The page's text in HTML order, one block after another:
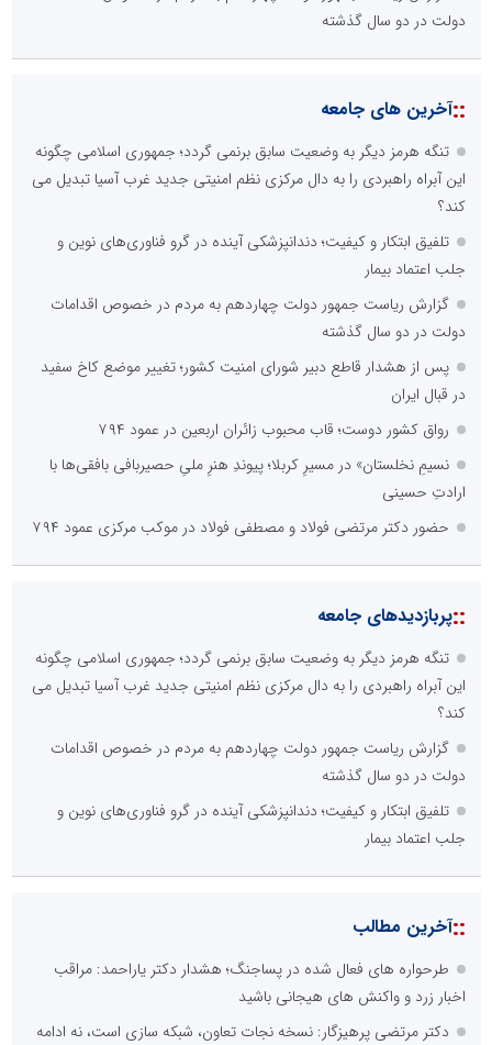
دولت در دو سال گذشته
::آخرین های جامعه
تنگه هرمز دیگر به وضعیت سابق برنمی گردد؛ جمهوری اسلامی چگونه
این آبراه راهبردی را به دال مرکزی نظم امنیتی جدید غرب آسیا تبدیل می
کند؟
تلفیق ابتکار و کیفیت؛ دندانپزشکی آینده در گرو فناوری‌های نوین و
جلب اعتماد بیمار
گزارش ریاست جمهور دولت چهاردهم به مردم در خصوص اقدامات
دولت در دو سال گذشته
پس از هشدار قاطع دبیر شورای امنیت کشور؛ تغییر موضع کاخ سفید
در قبال ایران
رواق کشور دوست؛ قاب محبوب زائران اربعین در عمود ۷۹۴
نسیمِ نخلستان» در مسیرِ کربلا؛ پیوندِ هنرِ ملیِ حصیربافی بافقی‌ها با
ارادتِ حسینی
حضور دکتر مرتضی فولاد و مصطفی فولاد در موکب مرکزی عمود ۷۹۴
::پربازدیدهای جامعه
تنگه هرمز دیگر به وضعیت سابق برنمی گردد؛ جمهوری اسلامی چگونه
این آبراه راهبردی را به دال مرکزی نظم امنیتی جدید غرب آسیا تبدیل می
کند؟
گزارش ریاست جمهور دولت چهاردهم به مردم در خصوص اقدامات
دولت در دو سال گذشته
تلفیق ابتکار و کیفیت؛ دندانپزشکی آینده در گرو فناوری‌های نوین و
جلب اعتماد بیمار
::آخرین مطالب
طرحواره های فعال شده در پساجنگ؛ هشدار دکتر یاراحمد: مراقب
اخبار زرد و واکنش های هیجانی باشید
دکتر مرتضی پرهیزگار: نسخه نجات تعاون، شبکه سازی است، نه ادامه